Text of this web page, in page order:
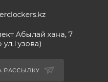
Абылай хана, 7
ул.Тузова)
РАССЫЛКУ